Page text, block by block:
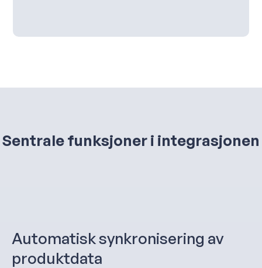
Sentrale funksjoner i integrasjonen
Automatisk synkronisering av
produktdata